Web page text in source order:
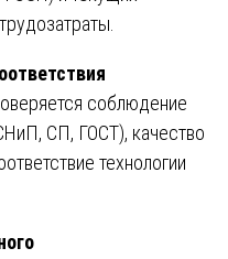
соблюдение
СП, ГОСТ), качество
технологии